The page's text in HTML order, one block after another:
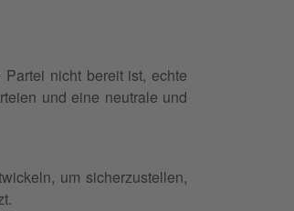
nicht bereit ist, echte
und eine neutrale und
um sicherzustellen,